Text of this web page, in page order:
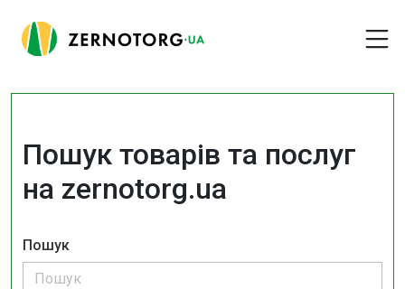
Пошук товарів та послуг
на zernotorg.ua
Пошук